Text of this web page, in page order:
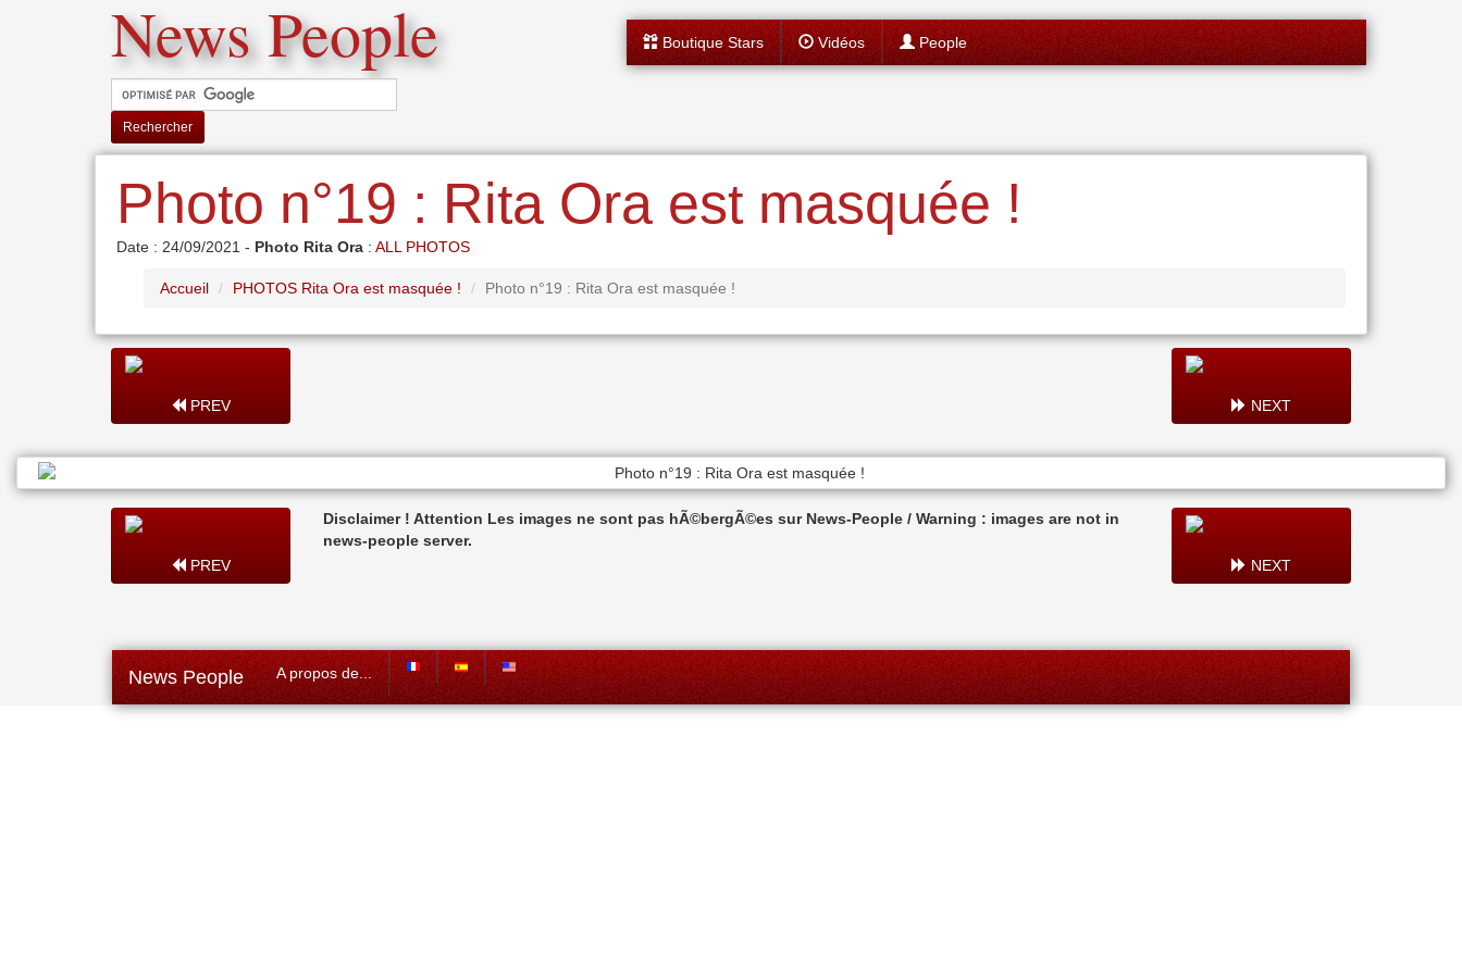
News People
Rechercher
Boutique Stars Vidéos People
Photo n°19 : Rita Ora est masquée !
Date : 24/09/2021 - Photo Rita Ora : ALL PHOTOS
Accueil PHOTOS Rita Ora est masquée ! Photo n°19 : Rita Ora est masquée !
PREV NEXT
PREV
Disclaimer ! Attention Les images ne sont pas hÃ©bergÃ©es sur News-People / Warning : images are not in
news-people server.
NEXT
News People A propos de...